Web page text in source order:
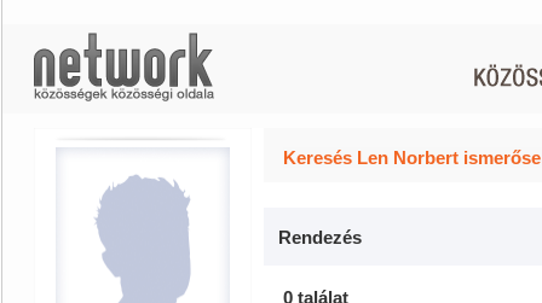
Keresés Len Norbert
Rendezés
0 találat